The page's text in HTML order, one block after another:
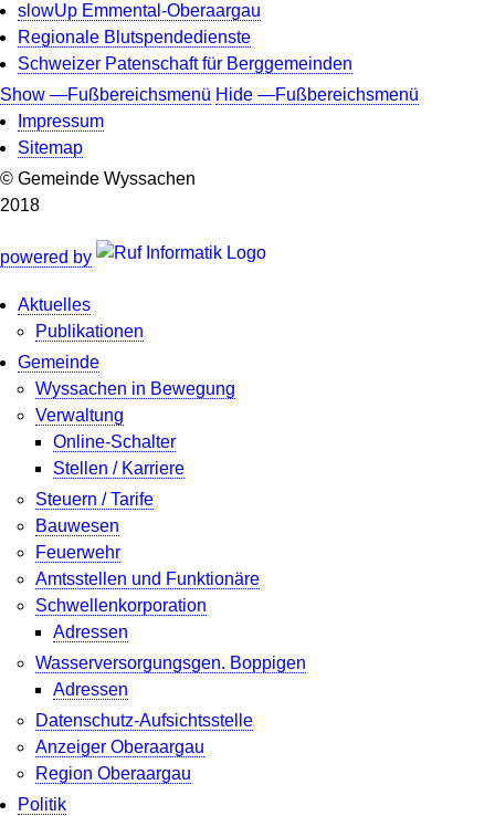
slowUp Emmental-Oberaargau
Regionale Blutspendedienste
Schweizer Patenschaft für Berggemeinden
Fußbereichsmenü
Show —Fußbereichsmenü Hide —Fußbereichsmenü
Impressum
Sitemap
© Gemeinde Wyssachen
2018
powered by
Aktuelles
Publikationen
Gemeinde
Wyssachen in Bewegung
Verwaltung
Online-Schalter
Stellen / Karriere
Steuern / Tarife
Bauwesen
Feuerwehr
Amtsstellen und Funktionäre
Schwellenkorporation
Adressen
Wasserversorgungsgen. Boppigen
Adressen
Datenschutz-Aufsichtsstelle
Anzeiger Oberaargau
Region Oberaargau
Politik